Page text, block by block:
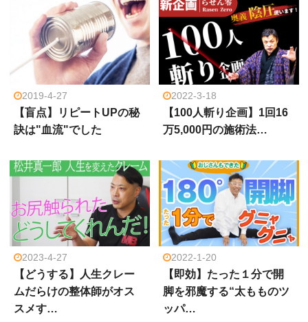
2019-4-27
【盲点】リピートUPの秘
訣は"血流"でした
2022-3-18
【100人斬り企画】1回16
万5,000円の施術法…
2023-4-27
【どうする】人生クレー
ムだらけの整体師がオス
スメす…
2022-1-20
【即効】たった１分で開
脚を邪魔する“太もものツ
ッパ…